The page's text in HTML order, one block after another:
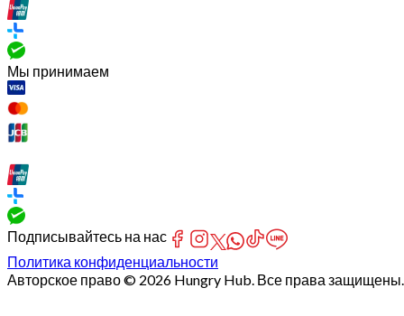
Мы принимаем
Подписывайтесь на нас
Политика конфиденциальности
Авторское право © 2026 Hungry Hub. Все права защищены.